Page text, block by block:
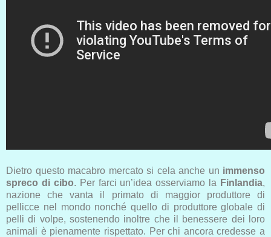
Dietro questo macabro mercato si cela anche un immenso
spreco di cibo. Per farci un’idea osserviamo la Finlandia,
nazione che vanta il primato di maggior produttore di
pellicce nel mondo nonché quello di produttore globale di
pelli di volpe, sostenendo inoltre che il benessere dei loro
animali è pienamente rispettato. Per chi ancora credesse a